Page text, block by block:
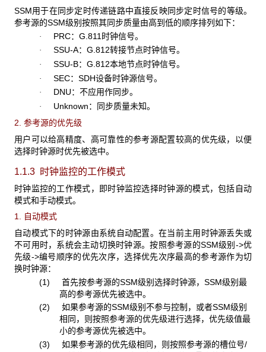
SSM用于在同步定时传递链路中直接反映同步定时信号的等级。
参考源的SSM级别按照其同步质量由高到低的顺序排列如下：
· PRC：G.811时钟信号。
· SSU-A：G.812转接节点时钟信号。
· SSU-B：G.812本地节点时钟信号。
· SEC：SDH设备时钟源信号。
· DNU：不应用作同步。
· Unknown：同步质量未知。
2. 参考源的优先级
用户可以给高精度、高可靠性的参考源配置较高的优先级，以便
选择时钟源时优先被选中。
1.1.3 时钟监控的工作模式
时钟监控的工作模式，即时钟监控选择时钟源的模式，包括自动
模式和手动模式。
1. 自动模式
自动模式下的时钟源由系统自动配置。在当前主用时钟源丢失或
不可用时，系统会主动切换时钟源。按照参考源的SSM级别->优
先级->编号顺序的优先次序，选择优先次序最高的参考源作为切
换时钟源：
(1) 首先按参考源的SSM级别选择时钟源，SSM级别最
高的参考源优先被选中。
(2) 如果参考源的SSM级别不参与控制，或者SSM级别
相同，则按照参考源的优先级进行选择，优先级值最
小的参考源优先被选中。
(3) 如果参考源的优先级相同，则按照参考源的槽位号/